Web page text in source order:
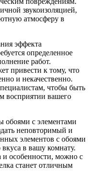
звукоизоляцией,
атмосферу в
эффекта
определенное
работ.
привести к тому, что
и некачественно.
чтобы быть
восприятии вашего
обоями с элементами
неповторимый и
элементов с обоями
в вашу комнату.
и особенности, можно с
станет отличным